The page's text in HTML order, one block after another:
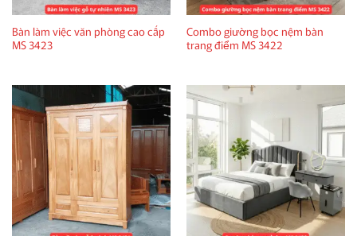
Bàn làm việc văn phòng cao cấp
MS 3423
Combo giường bọc nệm bàn
trang điểm MS 3422